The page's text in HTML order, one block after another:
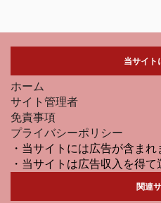
当サイト
ホーム
サイト管理者
免責事項
プライバシーポリシー
・当サイトには広告が含まれ
・当サイトは広告収入を得
関連